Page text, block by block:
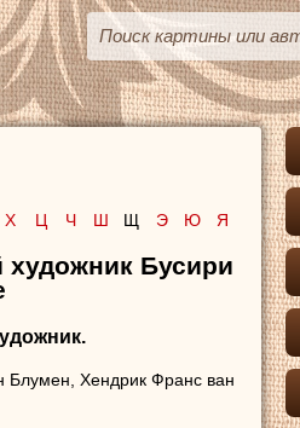
Х Ц Ч Ш Щ Э Ю Я
художник Бусири
Блумен, Хендрик Франс ван